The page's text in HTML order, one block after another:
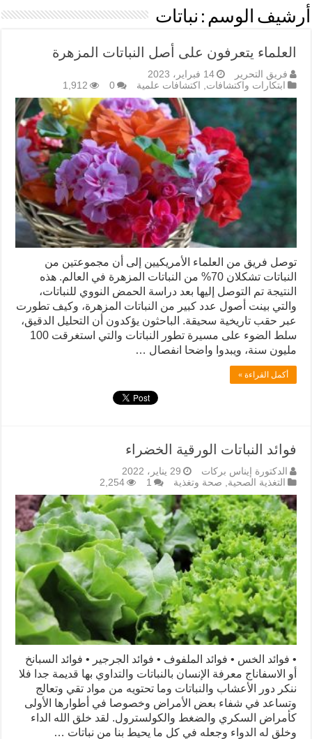
أرشيف الوسم : نباتات
العلماء يتعرفون على أصل النباتات المزهرة
فريق التحرير
14 فبراير، 2023
ابتكارات واكتشافات, اكتشافات علمية 0
1,912
توصل فريق من العلماء الأمريكيين إلى أن مجموعتين من
النباتات تشكلان 70% من النباتات المزهرة في العالم. هذه
النتيجة تم التوصل إليها بعد دراسة الحمض النووي للنباتات،
والتي بينت أصول عدد كبير من النباتات المزهرة، وكيف تطورت
عبر حقب تاريخية سحيقة. الباحثون يؤكدون أن التحليل الدقيق،
سلط الضوء على مسيرة تطور النباتات والتي استغرقت 100
مليون سنة، ويبدوا واضحا انفصال …
أكمل القراءة »
فوائد النباتات الورقية الخضراء
الدكتورة إيناس بركات
29 يناير، 2022
التغذية الصحية
صحة وتغذية 1
2,254
• فوائد الخس • فوائد الملفوف • فوائد الجرجير • فوائد السبانخ
أو الاسفاناج معرفة الإنسان بالنباتات والتداوي بها قديمة جدا فلا
ننكر دور الأعشاب والنباتات وما تحتويه من مواد تقي وتعالج
وتساعد في شفاء بعض الأمراض وخصوصا في أطوارها الأولى
كأمراض السكري والضغط والكولسترول. لقد خلق الله الداء
وخلق له الدواء وجعله في كل ما يحيط بنا من نباتات …